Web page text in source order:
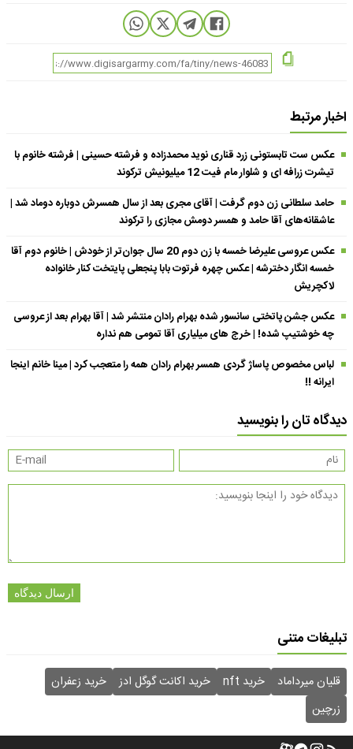
اخبار مرتبط
عکس ست تابستونی زرد قناری نوید محمدزاده و فرشته حسینی | فرشته خانوم با
تیشرت زرافه ای و شلوار مام فیت 12 میلیونیش ترکوند
حامد سلطانی زن دوم گرفت | آقای مجری بعد از سال همسرش دوباره دوماد شد |
عاشقانه‌های آقا حامد و همسر دومش مجازی را ترکوند
عکس عروسی علیرضا خمسه با زن دوم 20 سال جوان‌تر از خودش | خانوم دوم آقا
خمسه انگار دخترشه | عکس چهره فرتوت بابا پنجعلی پایتخت کنار خانواده
لاکچریش
عکس جشن پاتختی سانسور شده بهرام رادان منتشر شد | آقا بهرام بعد از عروسی
چه خوشتیپ شده! | خرج های میلیاری آقا تمومی هم نداره
لباس مخصوص پاساژ گردی همسر بهرام رادان همه را متعجب کرد | مینا خانم اینجا
ایرانه !!
دیدگاه تان را بنویسید
ارسال دیدگاه
تبلیغات متنی
قلیان میرداماد خرید nft خرید اکانت گوگل ادز
خرید زعفران
زرچین